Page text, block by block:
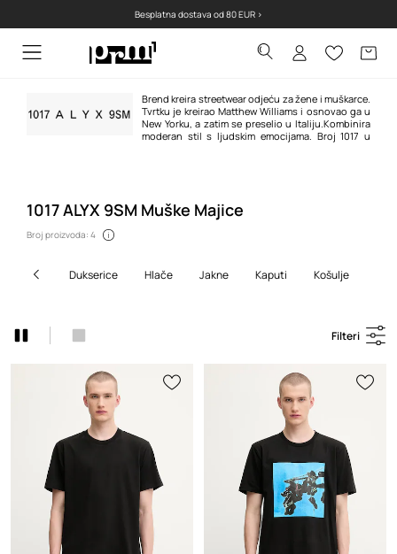
Besplatna dostava od 80 EUR >
Brend kreira streetwear odjeću za žene i muškarce.
Tvrtku je kreirao Matthew Williams i osnovao ga u
New Yorku, a zatim se preselio u Italiju.Kombinira
moderan stil s ljudskim emocijama. Broj 1017 u
1017 ALYX 9SM Muške Majice
Broj proizvoda: 4
dukserice hlače jakne kaputi košulje
Filteri